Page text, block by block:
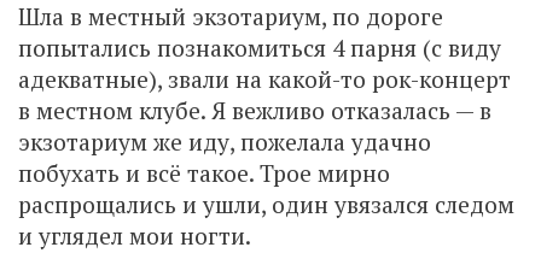
Шла в местный экзотариум, по дороге
попытались познакомиться 4 парня (с виду
адекватные), звали на какой-то рок-концерт
в местном клубе. Я вежливо отказалась — в
экзотариум же иду, пожелала удачно
побухать и всё такое. Трое мирно
распрощались и ушли, один увязался следом
и углядел мои ногти.